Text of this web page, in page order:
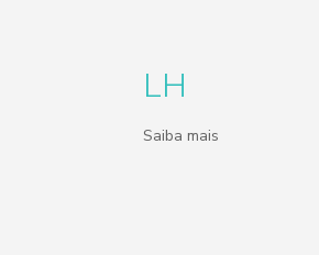
LH
Saiba mais